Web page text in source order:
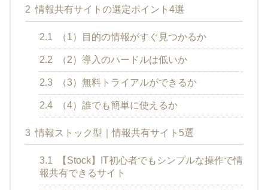
2 情報共有サイトの選定ポイント4選
2.1 （1）目的の情報がすぐ見つかるか
2.2 （2）導入のハードルは低いか
2.3 （3）無料トライアルができるか
2.4 （4）誰でも簡単に使えるか
3 情報ストック型｜情報共有サイト5選
3.1
【Stock】IT初心者でもシンプルな操作で情
報共有できるサイト